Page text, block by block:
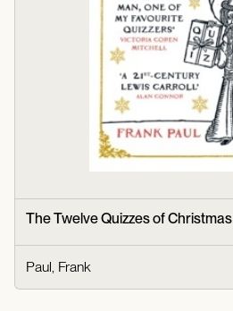
The Twelve Quizzes of Christmas
Paul, Frank